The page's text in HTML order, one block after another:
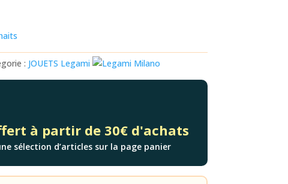
: JOUETS Legami
à partir de 30€ d'achats
sélection d’articles sur la page panier